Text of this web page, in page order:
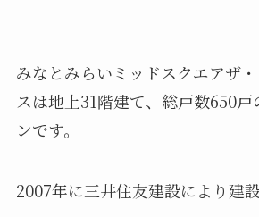
みなとみらいミッドスクエアザ
スは地上31階建て、総戸数650戸
ンです。
2007年に三井住友建設により建